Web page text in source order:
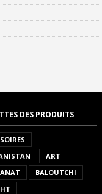
DES PRODUITS
ART
BALOUTCHI